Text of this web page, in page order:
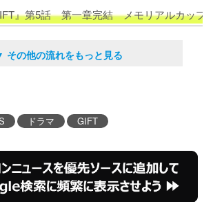
』第5話 第一章完結 メモリアルカップ
その他の流れをもっと見る
ドラマ GIFT